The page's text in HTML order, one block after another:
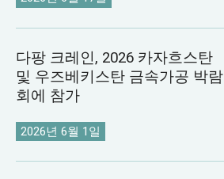
다팡 크레인, 2026 카자흐스탄
및 우즈베키스탄 금속가공 박람
회에 참가
2026년 6월 1일